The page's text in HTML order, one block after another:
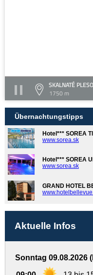
SKALNATÉ PLESO
1750 m
Übernachtungstipps
Hotel*** SOREA
www.sorea.sk
Hotel*** SOREA
www.sorea.sk
GRAND HOTEL
Aktuelle Infos
Sonntag 09.08.2026